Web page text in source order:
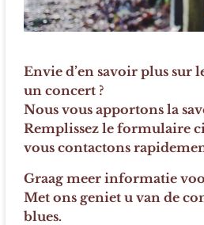
Envie d’en savoir plus sur
un concert ?
Nous vous apportons la
Remplissez le formulaire
vous contactons
Graag meer informatie
Met ons geniet u van de
blues.